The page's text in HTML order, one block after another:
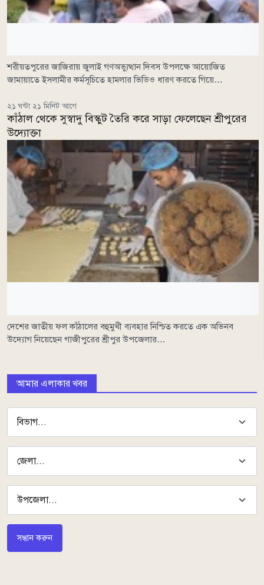
শরীয়তপুরের জাজিরায় জুলাই গণঅভ্যুত্থান দিবস উপলক্ষে আয়োজিত
জামায়াতে ইসলামীর কর্মসূচিতে হামলার ভিডিও ধারণ করতে গিয়ে…
২১ ঘন্টা ২১ মিনিট আগে
কাঁঠাল থেকে সুস্বাদু বিস্কুট তৈরি করে সাড়া ফেলেছেন শ্রীপুরের
উদ্যোক্তা
দেশের জাতীয় ফল কাঁঠালের বহুমুখী ব্যবহার নিশ্চিত করতে এক অভিনব
উদ্যোগ নিয়েছেন গাজীপুরের শ্রীপুর উপজেলার…
আমার এলাকার খবর
সন্ধান করুন